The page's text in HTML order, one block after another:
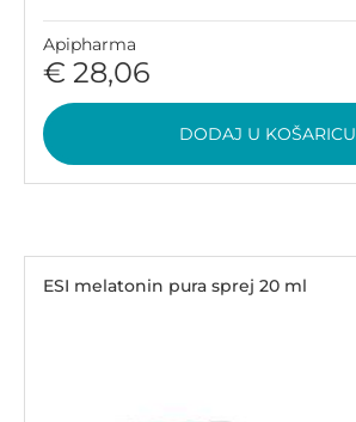
Apipharma
€ 28,06
DODAJ U KOŠARICU
ESI melatonin pura sprej 20 ml